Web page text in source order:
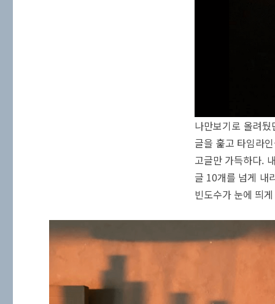
나만보기로 올려
글을 훑고 타임라
고글만 가득하다.
글 10개를 넘게 내
빈도수가 눈에 띄